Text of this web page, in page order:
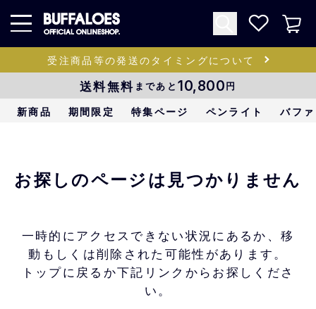
受注商品等の発送のタイミングについて
送料無料 まであと 10,800円
新商品 期間限定 特集ページ ペンライト バフ
お探しのページは見つかりません
一時的にアクセスできない状況にあるか、移
動もしくは削除された可能性があります。
トップに戻るか下記リンクからお探しくださ
い。